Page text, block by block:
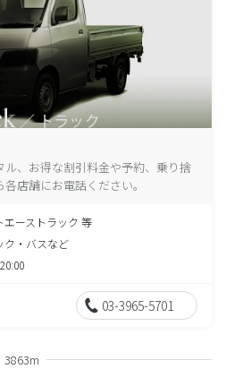
ル、お得な割引料金や予約、乗り捨
店舗にお電話ください。
エーストラック 等
ク・バスなど
03-3965-5701
3863m